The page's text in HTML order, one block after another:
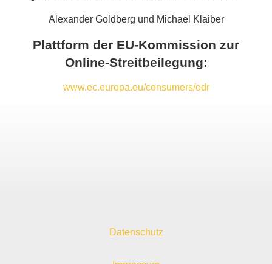
Alexander Goldberg und Michael Klaiber
Plattform der EU-Kommission zur
Online-Streitbeilegung:
www.ec.europa.eu/consumers/odr
Datenschutz